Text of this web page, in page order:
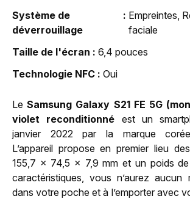
Système de
déverrouillage
Empreintes,
faciale
Taille de l'écran
6,4 pouces
Technologie NFC
Oui
LeSamsung Galaxy S21 FE 5G
violet reconditionné est un
janvier 2022 par la marque
L’appareil propose en premier lieu
155,7 x 74,5 x 7,9 mm et un poids
caractéristiques, vous n’aurez
dans votre poche et à l’emporter avec